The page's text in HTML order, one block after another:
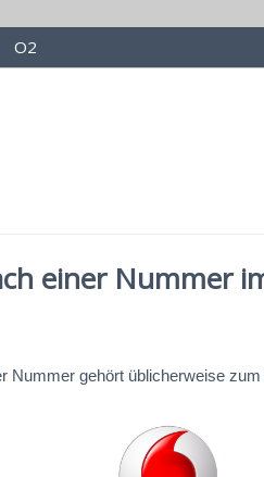
O2
einer Nummer
Nummer gehört üblicherweise zum